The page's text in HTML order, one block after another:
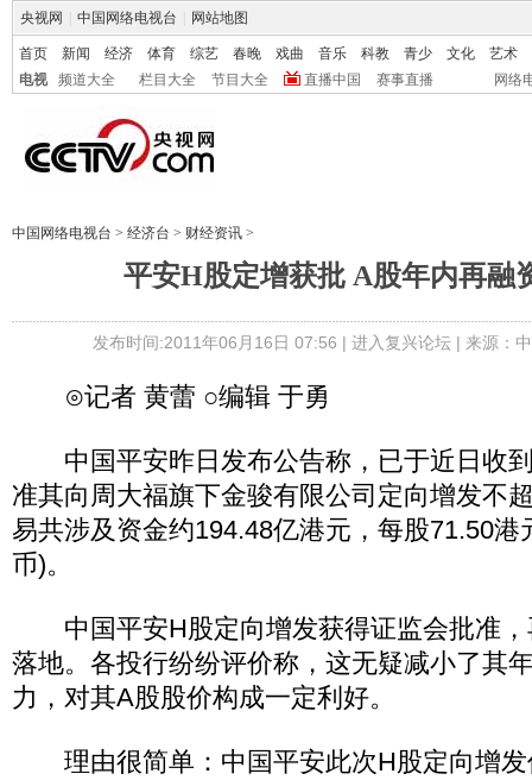
央视网 中国网络电视台 网站地图
首页 新闻 经济 体育 综艺 春晚 戏曲 音乐 科教 青少 文化
艺术
电视
频道大全 栏目大全 节目大全 直播中国 赛事直播 网络
中国网络电视台 > 经济台 > 财经资讯 >
平安H股定增获批 A股年内再融
发布时间:2011年06月16日 07:56 | 进入复兴论坛 | 来源：
⊙记者 黄蕾 ○编辑 于勇
中国平安昨日发布公告称，已于近日收
准其向周大福旗下金骏有限公司定向增发不
易共涉及资金约194.48亿港元，每股71.50港
币)。
中国平安H股定向增发获得证监会批准，
落地。各投行纷纷评价称，这无疑减小了其
力，对其A股股价构成一定利好。
理由很简单：中国平安此次H股定向增发